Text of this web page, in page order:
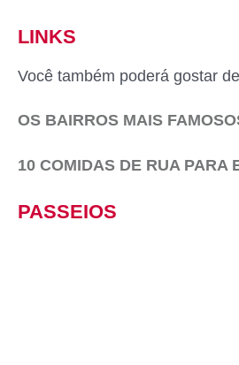
LINKS
Você também poderá gostar
OS BAIRROS MAIS
10 COMIDAS DE RUA PARA
PASSEIOS